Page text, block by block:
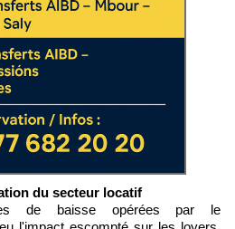
du secteur locatif
de baisse opérées par le